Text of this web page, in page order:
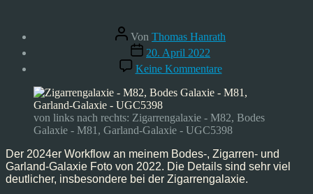
Beitragsautor
Von Thomas Hanrath
Veröffentlichungsdatum
20. April 2022
Keine Kommentarezu
Astrofoto:
Bodes
und
Zigarrengalaxie
Messier
81
und
von links nach rechts: Zigarrengalaxie - M82, Bodes
Galaxie - M81, Garland-Galaxie - UGC5398
Der 2024er Workflow an meinem Bodes-, Zigarren- und
Garland-Galaxie Foto von 2022. Die Details sind sehr viel
deutlicher, insbesondere bei der Zigarrengalaxie.